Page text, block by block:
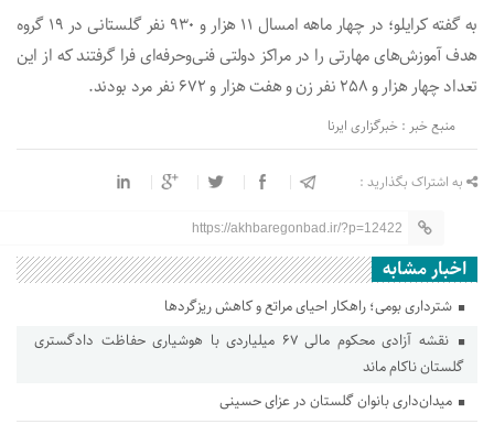
به گفته کرایلو؛ در چهار ماهه امسال ۱۱ هزار و ۹۳۰ نفر گلستانی در ۱۹ گروه
هدف آموزش‌های مهارتی را در مراکز دولتی فنی‌وحرفه‌ای فرا گرفتند که از این
تعداد چهار هزار و ۲۵۸ نفر زن و هفت هزار و ۶۷۲ نفر مرد بودند.
منبع خبر : خبرگزاری ایرنا
به اشتراک بگذارید :
https://akhbaregonbad.ir/?p=12422
اخبار مشابه
شترداری بومی؛ راهکار احیای مراتع و کاهش ریزگردها
نقشه آزادی محکوم مالی ۶۷ میلیاردی با هوشیاری حفاظت دادگستری
گلستان ناکام ماند
میدان‌داری بانوان گلستان در عزای حسینی